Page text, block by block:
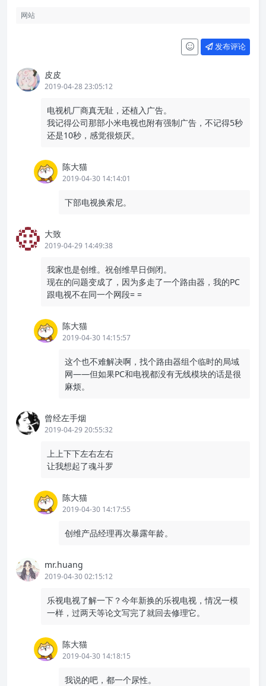
发布评论
皮皮
2019-04-28 23:05:12
电视机厂商真无耻，还植入广告。
我记得公司那部小米电视也附有强制广告，不记得5秒
还是10秒，感觉很烦厌。
陈大猫
2019-04-30 14:14:01
下部电视换索尼。
大致
2019-04-29 14:49:38
我家也是创维。祝创维早日倒闭。
现在的问题变成了，因为多走了一个路由器，我的PC
跟电视不在同一个网段= =
陈大猫
2019-04-30 14:15:57
这个也不难解决啊，找个路由器组个临时的局域
网——但如果PC和电视都没有无线模块的话是很
麻烦。
曾经左手烟
2019-04-29 20:55:32
上上下下左右左右
让我想起了魂斗罗
陈大猫
2019-04-30 14:17:55
创维产品经理再次暴露年龄。
mr.huang
2019-04-30 02:15:12
乐视电视了解一下？今年新换的乐视电视，情况一模
一样，过两天等论文写完了就回去修理它。
陈大猫
2019-04-30 14:18:15
我说的吧，都一个尿性。